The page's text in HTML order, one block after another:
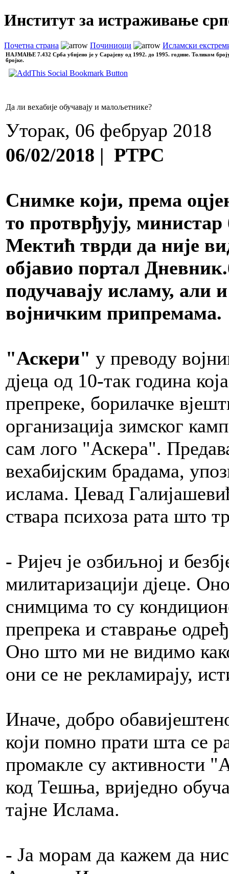
Институт за истраживање
Почетна страна Починиоци Исламски
НАЈМАЊЕ 7.432 Срба убијено је у Сарајеву од 1992. до 1995. године. Толиком
бројке.
Да ли вехабије обучавају и малољетнике?
Уторак, 06 фебруар 2018
06/02/2018 | РТРС
Снимке који, према
то протврђују,
Мектић тврди да није
објавио портал
подучавају исламу, али
војничким припремама.
"Аскери" у преводу
дјеца од 10-так година
препреке, борилачке
организација зимског
сам лого "Аскера".
вехабијским брадама,
ислама. Џевад
ствара психоза рата што
- Ријеч је озбиљној и
милитаризацији дјеце.
снимцима то су
препрека и ставрање
Оно што ми не видимо
они се не рекламирају,
Иначе, добро
који помно прати шта се
промакле су активности
код Тешња, вриједно
тајне Ислама.
- Ја морам да кажем да